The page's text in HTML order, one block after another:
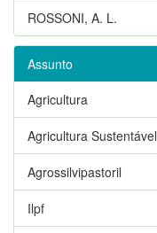
ROSSONI, A. L.
Assunto
Agricultura
Agricultura Sustentável
Agrossilvipastoril
Ilpf